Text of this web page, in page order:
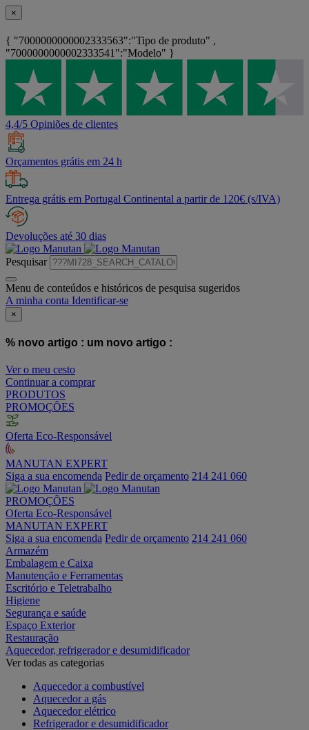
×
{ "7000000000002333563":"Tipo de produto" ,
"7000000000002333541":"Modelo" }
4,4/5 Opiniões de clientes
Orçamentos grátis em 24 h
Entrega grátis em Portugal Continental a partir de 120€ (s/IVA)
Devoluções até 30 dias
Pesquisar
Menu de conteúdos e históricos de pesquisa sugeridos
A minha conta Identificar-se
×
% novo artigo : um novo artigo :
Ver o meu cesto
Continuar a comprar
PRODUTOS
PROMOÇÕES
Oferta Eco-Responsável
MANUTAN EXPERT
Siga a sua encomenda Pedir de orçamento 214 241 060
PROMOÇÕES
Oferta Eco-Responsável
MANUTAN EXPERT
Siga a sua encomenda Pedir de orçamento 214 241 060
Armazém
Embalagem e Caixa
Manutenção e Ferramentas
Escritório e Teletrabalho
Higiene
Segurança e saúde
Espaço Exterior
Restauração
Aquecedor, refrigerador e desumidificador
Ver todas as categorias
Aquecedor a combustível
Aquecedor a gás
Aquecedor elétrico
Refrigerador e desumidificador